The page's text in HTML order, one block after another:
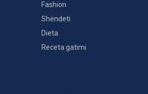
Fashion
Shëndeti
Dieta
Receta gatimi